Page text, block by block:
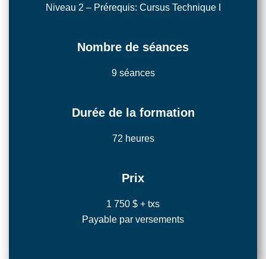
Niveau 2 – Prérequis: Cursus Technique I
Nombre de séances
9 séances
Durée de la formation
72 heures
Prix
1 750 $ + txs
Payable par versements